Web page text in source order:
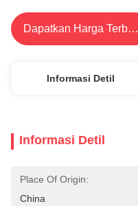
Dapatkan Harga Terbaik
Informasi Detil
Informasi Detil
Place Of Origin:
China